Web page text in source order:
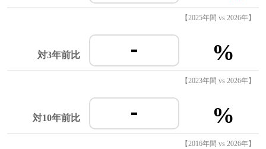
【2025年間 vs 2026年】
対3年前比 - %
【2023年間 vs 2026年】
対10年前比 - %
【2016年間 vs 2026年】